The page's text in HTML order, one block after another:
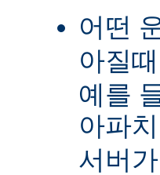
어떤
아질때
예를
아파
서버